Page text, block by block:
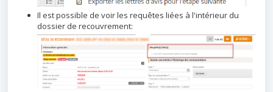
Il est possible de voir les requêtes liées à l'intérieur du
dossier de recouvrement: